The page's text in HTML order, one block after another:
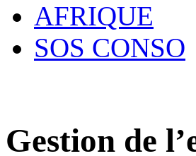
AFRIQUE
SOS CONSO
Gestion de